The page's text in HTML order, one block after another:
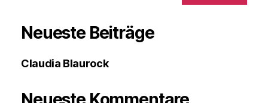
Neueste Beiträge
Claudia Blaurock